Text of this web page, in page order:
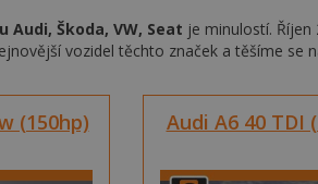
Audi, Škoda, VW, Seat je minulostí.
vozidel těchto značek a těšíme se
(150hp) Audi A6 40 TDI